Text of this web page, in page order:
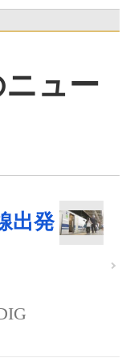
ニュー
出発